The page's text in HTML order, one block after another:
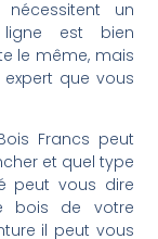
un
est bien
le même, mais
que vous
Francs peut
et quel type
peut vous dire
bois de votre
il peut vous